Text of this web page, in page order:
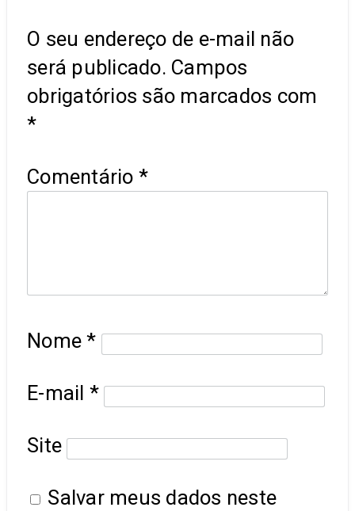
O seu endereço de e-mail não
será publicado. Campos
obrigatórios são marcados com
*
Comentário *
Nome*
E-mail *
Site
Salvar meus dados neste